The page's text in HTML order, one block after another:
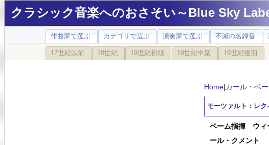
クラシック音楽へのおさそい～Blue Sky
作曲家で選ぶ カテゴリで選ぶ 演奏家で選ぶ 不滅の名録音
17世紀以前 18世紀 19世紀初頭 19世紀中葉 19世紀後期
Home|カール・ベ
モーツァルト：レク
ベーム指揮 ウィ
ール・クメント